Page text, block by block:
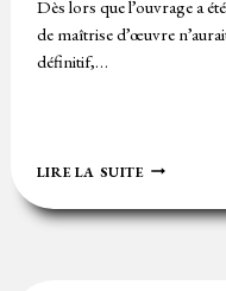
Dès lors que l’ouvrage a
de maîtrise d’œuvre
définitif,…
LIRE LA SUITE
DU
MAÎTRE